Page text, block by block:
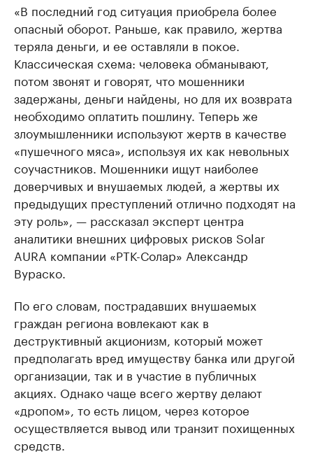
«В последний год ситуация приобрела более
опасный оборот. Раньше, как правило, жертва
теряла деньги, и ее оставляли в покое.
Классическая схема: человека обманывают,
потом звонят и говорят, что мошенники
задержаны, деньги найдены, но для их возврата
необходимо оплатить пошлину. Теперь же
злоумышленники используют жертв в качестве
«пушечного мяса», используя их как невольных
соучастников. Мошенники ищут наиболее
доверчивых и внушаемых людей, а жертвы их
предыдущих преступлений отлично подходят на
эту роль», — рассказал эксперт центра
аналитики внешних цифровых рисков Solar
AURA компании «РТК-Солар» Александр
Вураско.
По его словам, пострадавших внушаемых
граждан региона вовлекают как в
деструктивный акционизм, который может
предполагать вред имуществу банка или другой
организации, так и в участие в публичных
акциях. Однако чаще всего жертву делают
«дропом», то есть лицом, через которое
осуществляется вывод или транзит похищенных
средств.